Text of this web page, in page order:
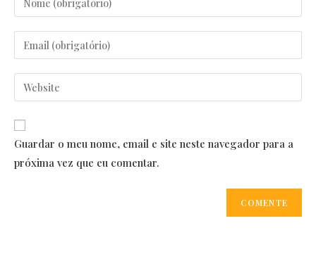
your
name
or
username
Enter
your
email
address
comment
Enter
your
website
URL
(optional)
Guardar o meu nome, email e site neste navegador para a
próxima vez que eu comentar.